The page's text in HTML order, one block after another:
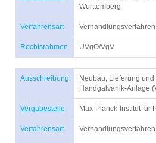
Württemberg
Verfahrensart
Rechtsrahmen UVgO/VgV
Ausschreibung
Neubau, Lieferung
Handgalvanik-Anlage
Vergabestelle Max-Planck-Institut für
Verfahrensart